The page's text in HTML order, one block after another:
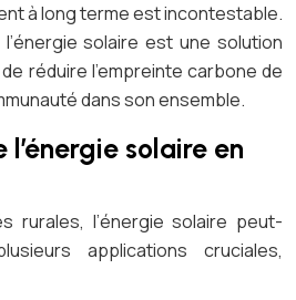
à long terme est incontestable.
l’énergie solaire est une solution
réduire l’empreinte carbone de
dans son ensemble.
solaire en
rurales, l’énergie solaire peut-
applications cruciales,